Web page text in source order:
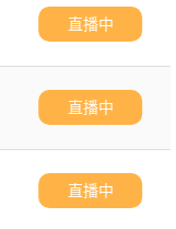
直播中
直播中
直播中